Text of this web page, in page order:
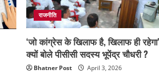
राजनीति
‘जो कांग्रेस के खिलाफ है, खिलाफ ही
क्यों बोले पीसीसी सदस्य भूपेंद्र चौधरी ?
Bhatner Post April 3, 2026